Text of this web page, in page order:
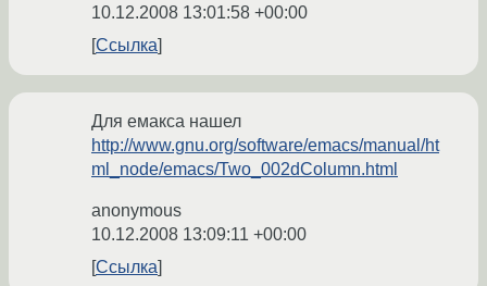
10.12.2008 13:01:58 +00:00
Ссылка
Для емакса нашел
http://www.gnu.org/software/emacs/manual/ht
ml_node/emacs/Two_002dColumn.html
anonymous
10.12.2008 13:09:11 +00:00
Ссылка